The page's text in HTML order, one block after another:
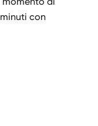
con